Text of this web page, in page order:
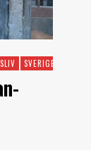
SVERIGE